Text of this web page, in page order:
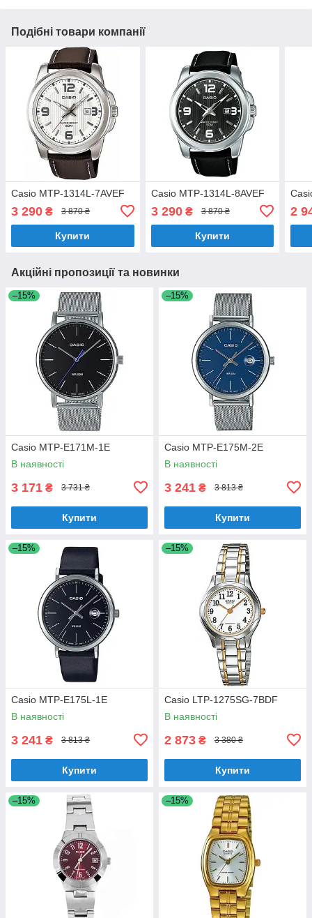
Подібні товари компанії
Casio MTP-1314L-7AVEF
3 290 ₴ 3 870 ₴
Купити
Casio MTP-1314L-8AVEF
3 290₴ 3 870 ₴
Купити
2
Акційні пропозиції та новинки
–15%
Casio MTP-E171M-1E
В наявності
3 171 ₴ 3 731 ₴
Купити
–15%
Casio MTP-E175M-2E
В наявності
3 241 ₴ 3 813 ₴
Купити
–15%
Casio MTP-E175L-1E
В наявності
3 241 ₴ 3 813 ₴
Купити
–15%
Casio LTP-1275SG-7BDF
В наявності
2 873 ₴ 3 380 ₴
Купити
–15% –15%